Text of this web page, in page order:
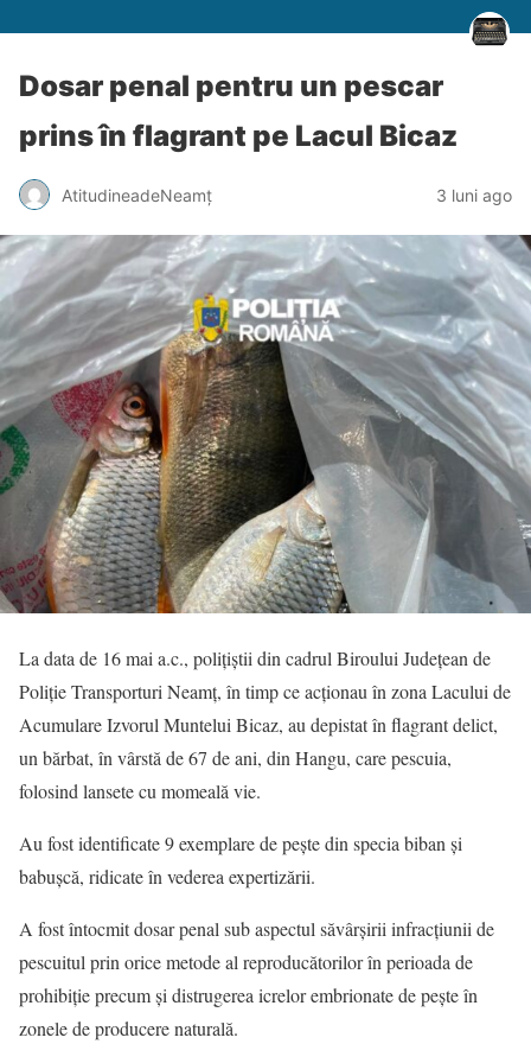
Dosar penal pentru un pescar
prins în flagrant pe Lacul Bicaz
AtitudineadeNeamț 3 luni ago
La data de 16 mai a.c., polițiștii din cadrul Biroului Județean de
Poliție Transporturi Neamț, în timp ce acționau în zona Lacului de
Acumulare Izvorul Muntelui Bicaz, au depistat în flagrant delict,
un bărbat, în vârstă de 67 de ani, din Hangu, care pescuia,
folosind lansete cu momeală vie.
Au fost identificate 9 exemplare de pește din specia biban și
babușcă, ridicate în vederea expertizării.
A fost întocmit dosar penal sub aspectul săvârșirii infracțiunii de
pescuitul prin orice metode al reproducătorilor în perioada de
prohibiție precum și distrugerea icrelor embrionate de pește în
zonele de producere naturală.